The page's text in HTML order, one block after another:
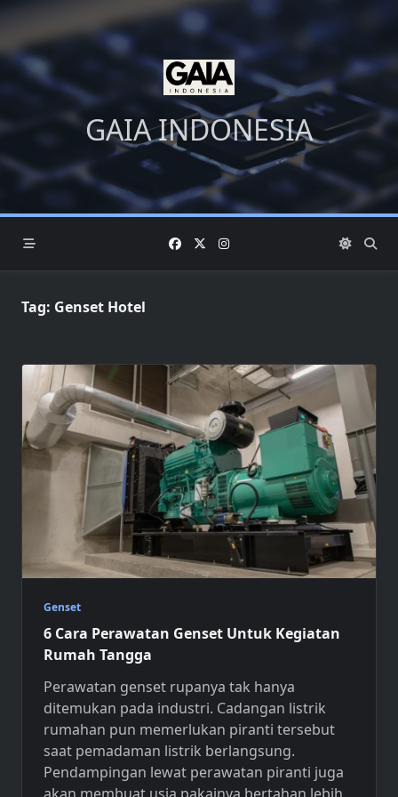
Skip
content
GAIA INDONESIA
Tag: Genset Hotel
Genset
6 Cara Perawatan Genset Untuk Kegiatan
Rumah Tangga
Perawatan genset rupanya tak hanya
ditemukan pada industri. Cadangan listrik
rumahan pun memerlukan piranti tersebut
saat pemadaman listrik berlangsung.
Pendampingan lewat perawatan piranti juga